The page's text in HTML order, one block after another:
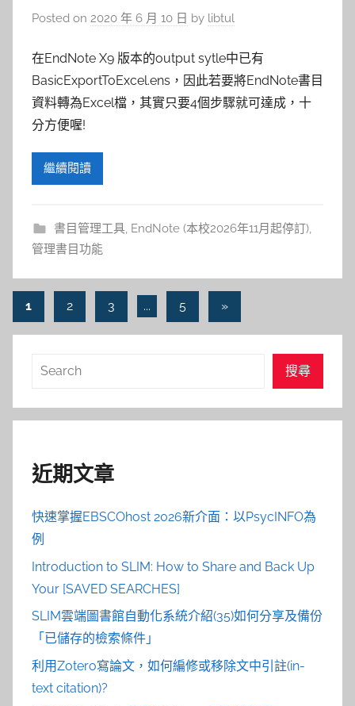
Posted on 2020 年 6 月 10 日 by libtul
在EndNote X9 版本的output sytle中已有
BasicExportToExcel.ens，因此若要將EndNote書目
資料轉為Excel檔，其實只要4個步驟就可達成，十
分方便喔!
繼續閱讀
書目管理工具, EndNote (本校2026年11月起停訂),
管理書目功能
文
章
1 2 3 ... 5
Next
Posts
»
搜
搜尋
近期文章
快速掌握EBSCOhost 2026新介面：以PsycINFO為
例
Introduction to SLIM: How to Share and Back Up
Your [SAVED SEARCHES]
SLIM雲端圖書館自動化系統介紹(35)如何分享及備份
「已儲存的檢索條件」
利用Zotero寫論文，如何編修或移除文中引註(in-
text citation)?